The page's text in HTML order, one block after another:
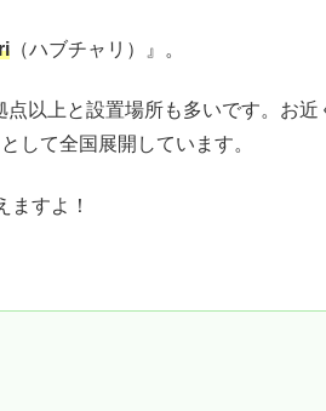
（ハブチャリ）』。
以上と設置場所も多いです。お近
して全国展開しています。
ますよ！